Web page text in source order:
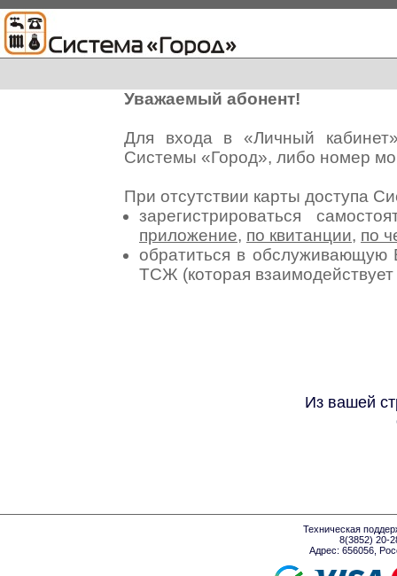
Уважаемый абонент!
Для входа в «Личный
Системы «Город», либо номер
При отсутствии карты доступа
зарегистрироваться
приложение, по квитанции, по
обратиться в
ТСЖ (которая
Из вашей
Техническая
8(3852) 20-
Адрес: 656056,